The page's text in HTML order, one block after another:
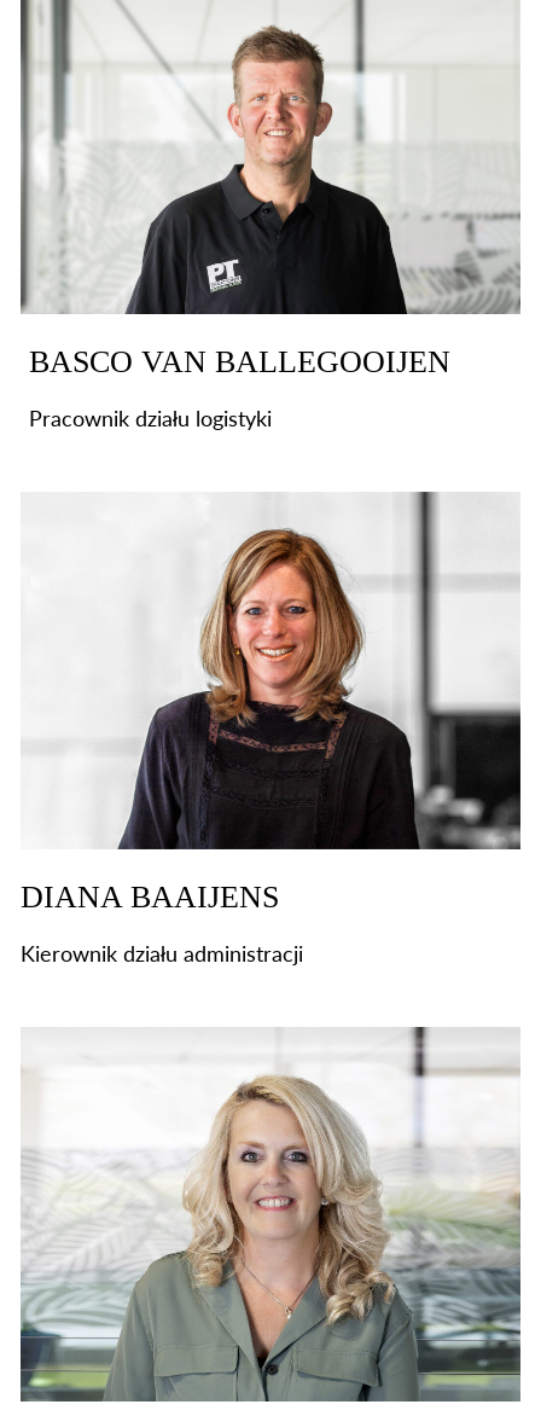
BASCO VAN BALLEGOOIJEN
Pracownik działu logistyki
DIANA BAAIJENS
Kierownik działu administracji